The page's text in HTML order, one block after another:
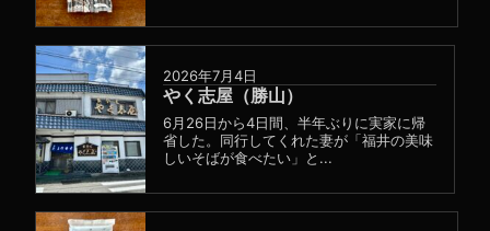
2026年7月4日
やく志屋（勝山）
6月26日から4日間、半年ぶりに実家に帰
省した。同行してくれた妻が「福井の美味
しいそばが食べたい」と...